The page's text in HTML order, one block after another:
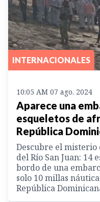
INTERNACIONALES
10:05 AM 07 ago. 2024
Aparece una
esqueletos de
República
Descubre el misterio
del Río San Juan: 14
bordo de una
solo 10 millas
República